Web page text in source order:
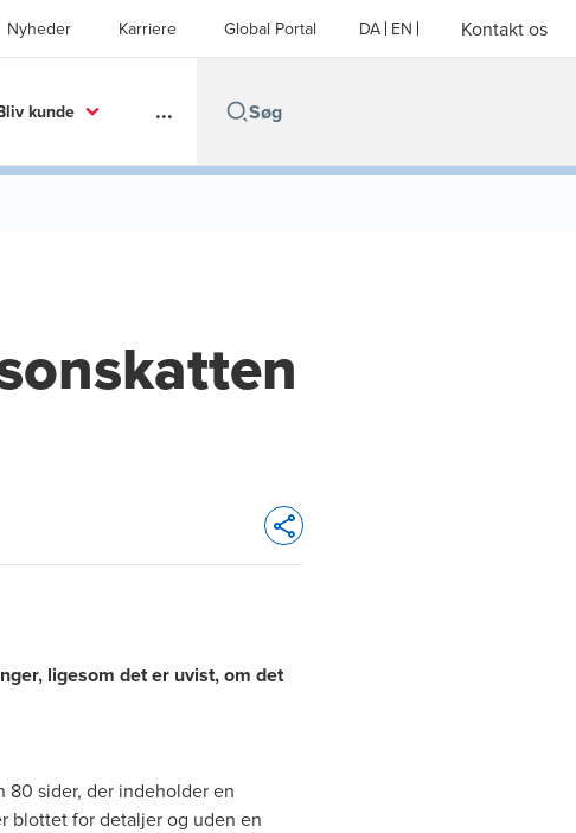
Nyheder Karriere Global Portal DA EN Kontakt os
kunde ...
Opens In A New Window/tab
ligesom det er uvist, om det
sider, der indeholder en
blottet for detaljer og uden en